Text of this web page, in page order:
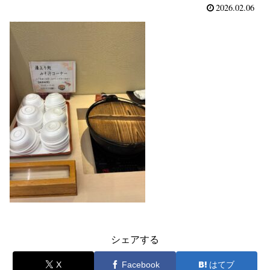
2026.02.06
シェアする
X Facebook はてブ